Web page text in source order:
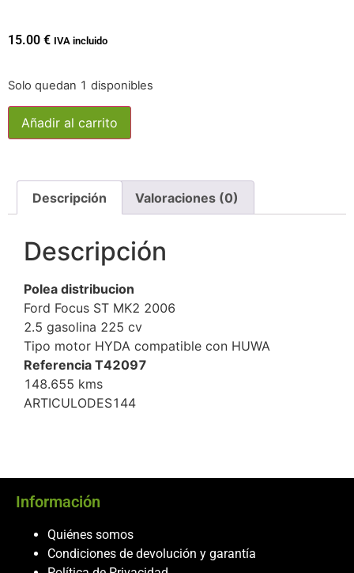
15.00 € IVA incluido
Solo quedan 1 disponibles
Añadir al carrito
Descripción Valoraciones (0)
Descripción
Polea distribucion
Ford Focus ST MK2 2006
2.5 gasolina 225 cv
Tipo motor HYDA compatible con HUWA
Referencia T42097
148.655 kms
ARTICULODES144
Información
Quiénes somos
Condiciones de devolución y garantía